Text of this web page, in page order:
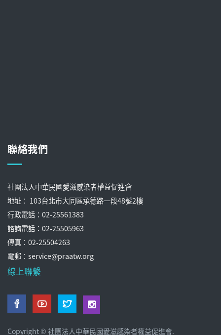
聯絡我們
社團法人中華民國愛滋感染者權益促進會
地址： 103台北市大同區承德路一段48號2樓
行政電話：02-25561383
諮詢電話：02-25505963
傳真：02-25504263
電郵：service@praatw.org
線上聯繫
Copyright © 社團法人中華民國愛滋感染者權益促進會.